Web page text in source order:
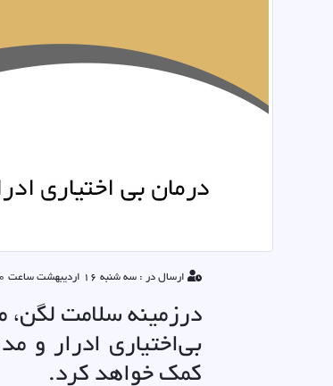
ارسال در : سه شنبه 16 اردیبهشت ساعت 12:20
درزمینه سلامت لگن،
بی‌اختیاری ادرار و
کمک خواهد کرد.